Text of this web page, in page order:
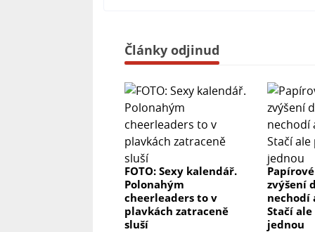
Články odjinud
FOTO: Sexy kalendář.
Polonahým
cheerleaders to v
plavkách zatraceně
sluší
zvýšení
nechodí
Stačí
jednou